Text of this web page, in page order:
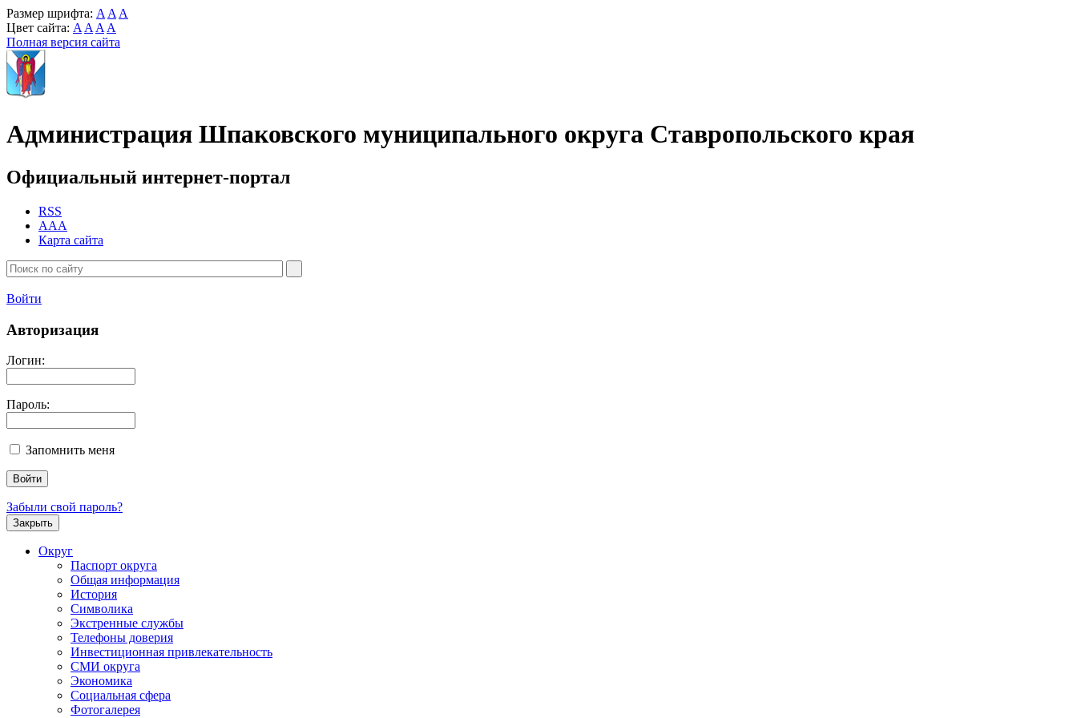
Размер шрифта: A A A
Цвет сайта: A A A A
Полная версия сайта
Администрация Шпаковского муниципального округа Ставропольского края
Официальный интернет-портал
RSS
AAA
Карта сайта
Войти
Авторизация
Логин:
Пароль:
Запомнить меня
Забыли свой пароль?
Закрыть
Округ
Паспорт округа
Общая информация
История
Символика
Экстренные службы
Телефоны доверия
Инвестиционная привлекательность
СМИ округа
Экономика
Социальная сфера
Фотогалерея